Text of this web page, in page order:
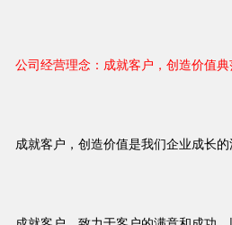
公司经营理念：成就客户，创造价值典
成就客户，创造价值是我们企业成长的